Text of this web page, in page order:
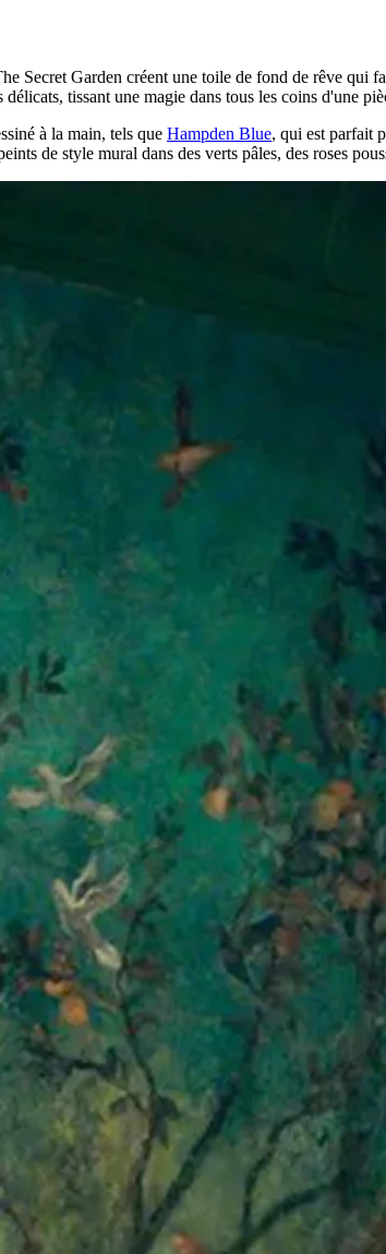
Secret Garden créent une toile de fond de rêve
tissant une magie dans tous les coins d'une
à la main, tels que Hampden Blue, qui est parfait
de style mural dans des verts pâles, des roses